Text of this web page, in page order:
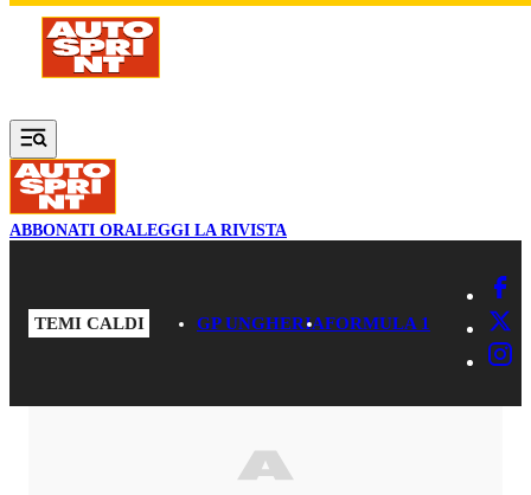
Vai al contenuto principale
ABBONATI ORALEGGI LA RIVISTA
TEMI CALDI GP UNGHERIAFORMULA 1